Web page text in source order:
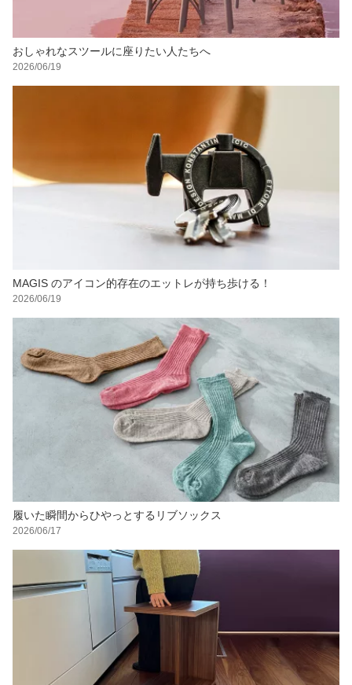
おしゃれなスツールに座りたい人たちへ
2026/06/19
MAGIS のアイコン的存在のエットレが持ち歩ける！
2026/06/19
履いた瞬間からひやっとするリブソックス
2026/06/17